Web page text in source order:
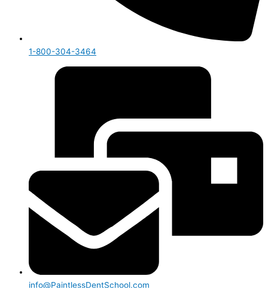
1-800-304-3464
info@PaintlessDentSchool.com